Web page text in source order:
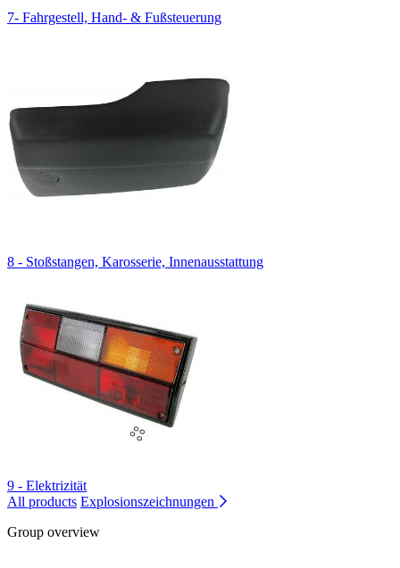
7- Fahrgestell, Hand- & Fußsteuerung
8 - Stoßstangen, Karosserie, Innenausstattung
9 - Elektrizität
All products Explosionszeichnungen
Group overview